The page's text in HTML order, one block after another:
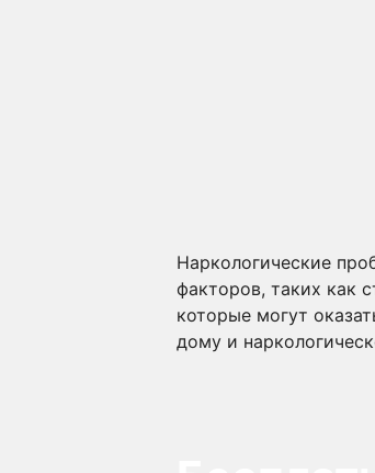
Наркологические
факторов, таких как
которые могут
дому и